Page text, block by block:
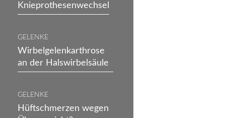
Knieprothesenwechsel
GELENKE
Wirbelgelenkarthrose
an der Halswirbelsäule
GELENKE
Hüftschmerzen wegen